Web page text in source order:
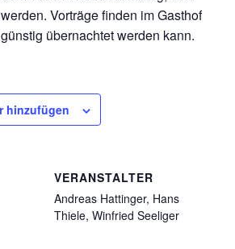
Vorträge finden im Gasthof
übernachtet werden kann.
hinzufügen
VERANSTALTER
Andreas Hattinger, Hans
Thiele, Winfried Seeliger